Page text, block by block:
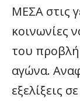
ΜΕΣΑ στις
κοινωνίες
του
αγώνα.
εξελίξεις